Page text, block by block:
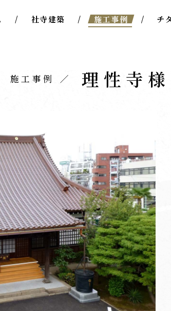
社寺建築 施工事例 チ
施工事例 理性寺様